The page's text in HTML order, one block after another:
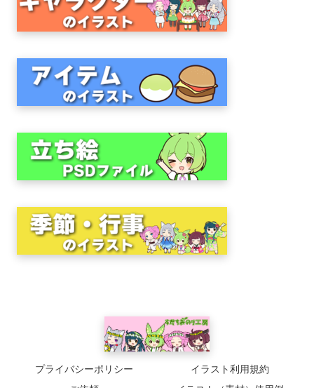
プライバシーポリシー
イラスト利用規約